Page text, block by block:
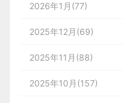
2026年1月(77)
2025年12月(69)
2025年11月(88)
2025年10月(157)